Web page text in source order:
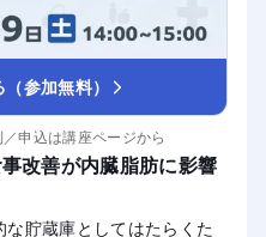
参加無料）
申込は講座ページから
改善が内臓脂肪に影響
貯蔵庫としてはたらくた